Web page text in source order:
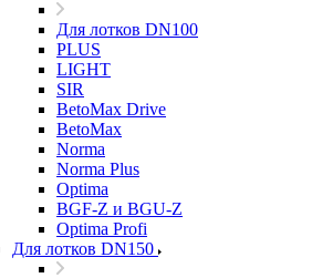
Для лотков DN100
PLUS
LIGHT
SIR
BetoMax Drive
BetoMax
Norma
Norma Plus
Optima
BGF-Z и BGU-Z
Optima Profi
Для лотков DN150